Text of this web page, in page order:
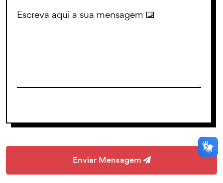
Enviar Mensagem